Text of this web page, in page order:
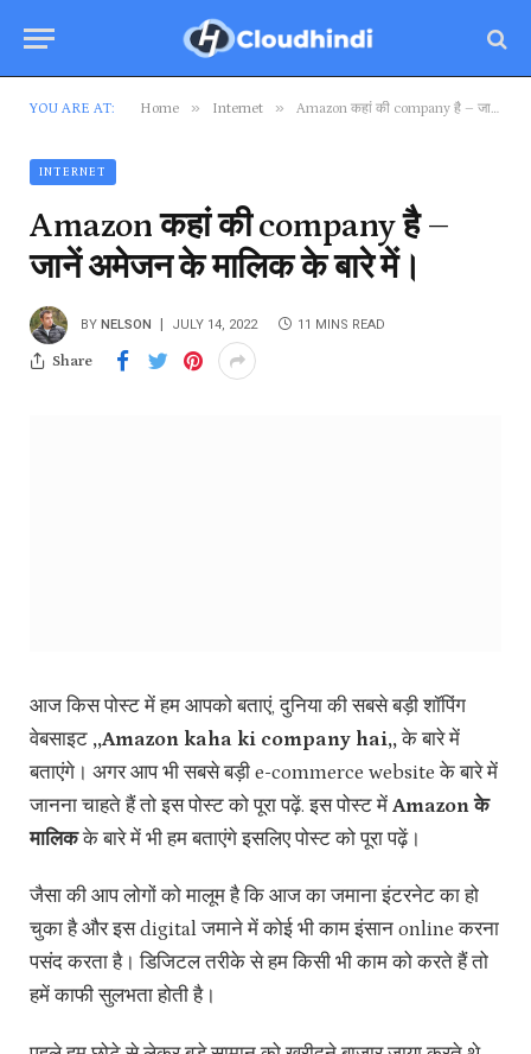
YOU ARE AT: Home » Internet » Amazon कहां की company है – जानें अमेजन के मालिक के बारे में।
INTERNET
Amazon कहां की company है –
जानें अमेजन के मालिक के बारे में।
BY NELSON JULY 14, 2022 11 MINS READ
Share
आज किस पोस्ट में हम आपको बताएं, दुनिया की सबसे बड़ी शॉपिंग
वेबसाइट ,,Amazon kaha ki company hai,,के बारे में
बताएंगे। अगर आप भी सबसे बड़ी e-commerce website के बारे में
जानना चाहते हैं तो इस पोस्ट को पूरा पढ़ें. इस पोस्ट में Amazon के
मालिकके बारे में भी हम बताएंगे इसलिए पोस्ट को पूरा पढ़ें।
जैसा की आप लोगों को मालूम है कि आज का जमाना इंटरनेट का हो
चुका है और इस digital जमाने में कोई भी काम इंसान online करना
पसंद करता है। डिजिटल तरीके से हम किसी भी काम को करते हैं तो
हमें काफी सुलभता होती है।